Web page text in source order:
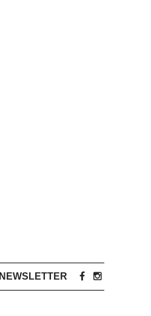
NEWSLETTER